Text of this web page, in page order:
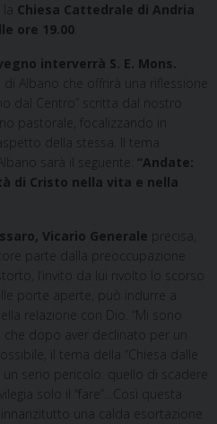
la Chiesa Cattedrale di Andria
ore 19.00
interverrà S. E. Mons.
di Albano che offrirà una riflessione
dal Centro” scritta dal nostro
pastorale, focalizzando in
della stessa. Il tema
sarà il seguente:
“Andate:
di Cristo nella vita e nella
Vicario Generale precisa,
parte dalla preoccupazione
l’invito da lui rivolto lo scorso
porte aperte, può indurre a
relazione con Dio. “Mi sono
che dopo aver declinato per un
il tema della “Chiesa dalle
serio pericolo: quello di scadere
solo il “fare”…Così questa
una calda esortazione